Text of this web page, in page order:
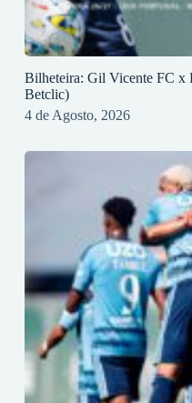
Bilheteira: Gil Vicente FC x
Betclic)
4 de Agosto, 2026